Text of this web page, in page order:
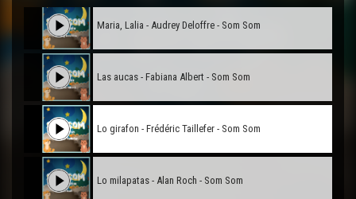
Maria, Lalia - Audrey Deloffre - Som Som
Las aucas - Fabiana Albert - Som Som
Lo girafon - Frédéric Taillefer - Som Som
Lo milapatas - Alan Roch - Som Som